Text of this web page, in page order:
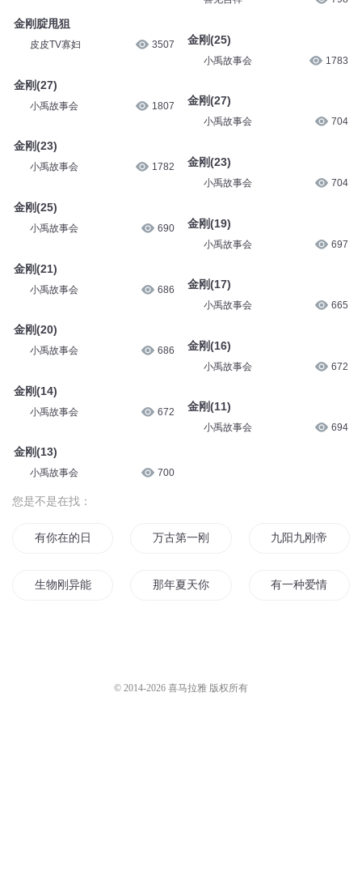
金刚腚甩狙
皮皮TV寡妇 3507
金刚(27)
小禹故事会 1807
金刚(23)
小禹故事会 1782
金刚(25)
小禹故事会 690
金刚(21)
小禹故事会 686
金刚(20)
小禹故事会 686
金刚(14)
小禹故事会 672
金刚(13)
小禹故事会 700
金刚(25)
小禹故事会 1783
金刚(27)
小禹故事会 704
金刚(23)
小禹故事会 704
金刚(19)
小禹故事会 697
金刚(17)
小禹故事会 665
金刚(16)
小禹故事会 672
金刚(11)
小禹故事会 694
您是不是在找：
有你在的日子刚刚好 万古第一刚 九阳九刚帝尊
生物刚异能的女主你见过吗那年夏天你刚好来过 有一种爱情刚刚好
© 2014-2026 喜马拉雅 版权所有